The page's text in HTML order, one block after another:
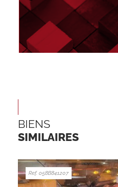
BIENS
SIMILAIRES
Ref. 058B841207